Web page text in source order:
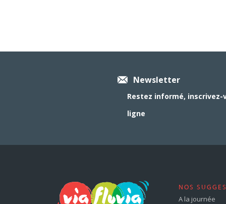
Newsletter
Restez informé,
ligne
NOS
A la journée